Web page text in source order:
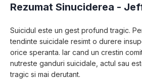
Rezumat Sinuciderea -
Suicidul este un gest profund tragic.
tendinte suicidale resimt o durere
orice speranta. Iar cand un crestin
nutreste ganduri suicidale, actul sau
tragic si mai derutant.